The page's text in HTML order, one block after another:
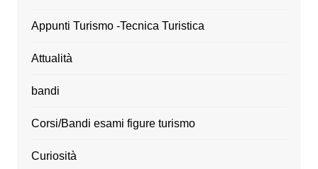
Appunti Turismo -Tecnica Turistica
Attualità
bandi
Corsi/Bandi esami figure turismo
Curiosità